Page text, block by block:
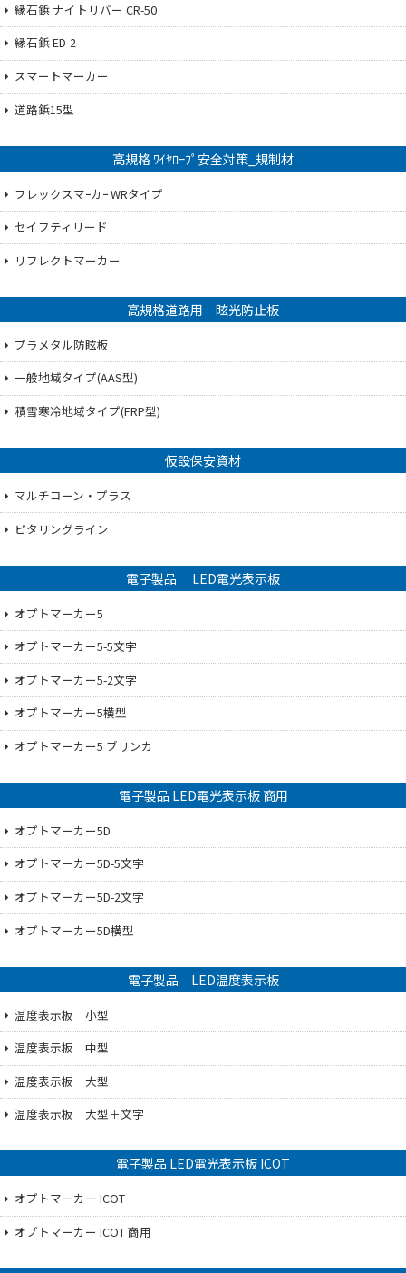
縁石鋲 ナイトリバー CR-50
縁石鋲 ED-2
スマートマーカー
道路鋲15型
高規格 ﾜｲﾔﾛｰﾌﾟ安全対策_規制材
フレックスマｰカｰ WRタイプ
セイフティリード
リフレクトマーカー
高規格道路用 眩光防止板
プラメタル防眩板
一般地域タイプ(AAS型)
積雪寒冷地域タイプ(FRP型)
仮設保安資材
マルチコーン・プラス
ピタリングライン
電子製品 LED電光表示板
オプトマーカー5
オプトマーカー5-5文字
オプトマーカー5-2文字
オプトマーカー5横型
オプトマーカー5 ブリンカ
電子製品 LED電光表示板 商用
オプトマーカー5D
オプトマーカー5D-5文字
オプトマーカー5D-2文字
オプトマーカー5D横型
電子製品 LED温度表示板
温度表示板 小型
温度表示板 中型
温度表示板 大型
温度表示板 大型＋文字
電子製品 LED電光表示板 ICOT
オプトマーカー ICOT
オプトマーカー ICOT 商用